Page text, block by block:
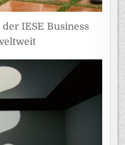
IESE Business